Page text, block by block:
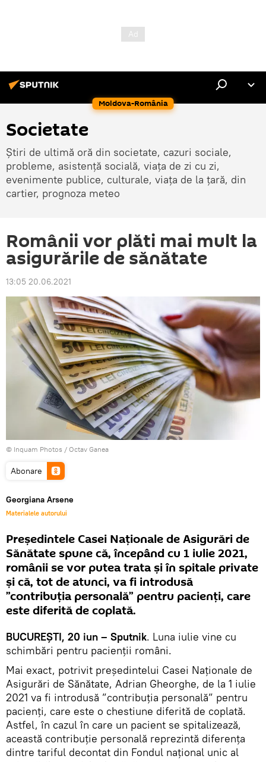
Moldova-România
Societate
Știri de ultimă oră din societate, cazuri sociale,
probleme, asistență socială, viața de zi cu zi,
evenimente publice, culturale, viața de la țară, din
cartier, prognoza meteo
Românii vor plăti mai mult la
asigurările de sănătate
13:05 20.06.2021
© Inquam Photos / Octav Ganea
Abonare
Georgiana Arsene
Materialele autorului
Președintele Casei Naționale de Asigurări de
Sănătate spune că, începând cu 1 iulie 2021,
românii se vor putea trata și în spitale private
și că, tot de atunci, va fi introdusă
”contribuția personală” pentru pacienți, care
este diferită de coplată.
BUCUREȘTI, 20 iun – Sputnik. Luna iulie vine cu
schimbări pentru pacienții români.
Mai exact, potrivit președintelui Casei Naționale de
Asigurări de Sănătate, Adrian Gheorghe, de la 1 iulie
2021 va fi introdusă ”contribuția personală” pentru
pacienți, care este o chestiune diferită de coplată.
Astfel, în cazul în care un pacient se spitalizează,
această contribuție personală reprezintă diferența
dintre tariful decontat din Fondul național unic al